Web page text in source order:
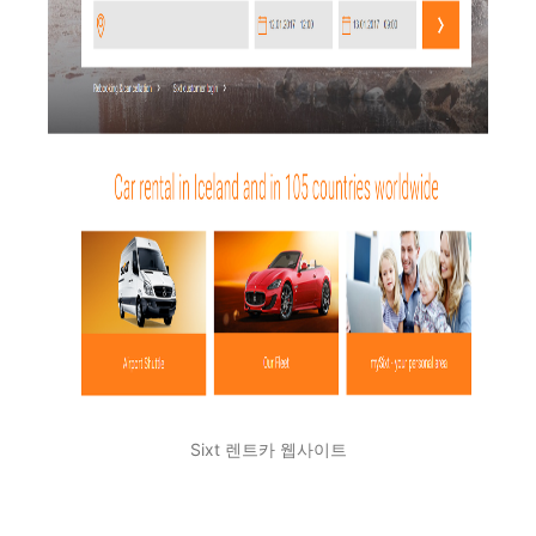
Sixt 렌트카 웹사이트